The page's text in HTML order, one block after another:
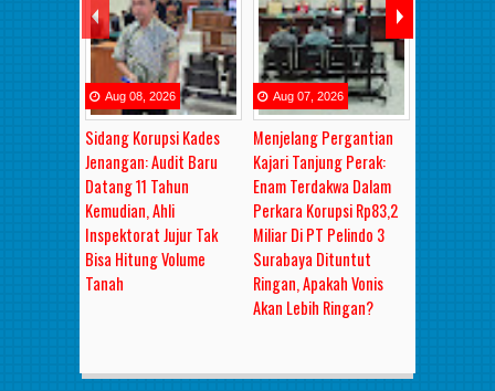
Sidang Korupsi Kades
Jenangan: Audit Baru
Datang 11 Tahun
Kemudian, Ahli
Inspektorat Jujur Tak
Bisa Hitung Volume
Tanah
Aug 08 2026
Menjelang Pergantian
Kajari Tanjung Perak:
Enam Terdakwa Dalam
Perkara Korupsi Rp83,2
Miliar Di PT Pelindo 3
Surabaya Dituntut
Ringan, Apakah Vonis
Akan Lebih Ringan?
Aug 07 2026